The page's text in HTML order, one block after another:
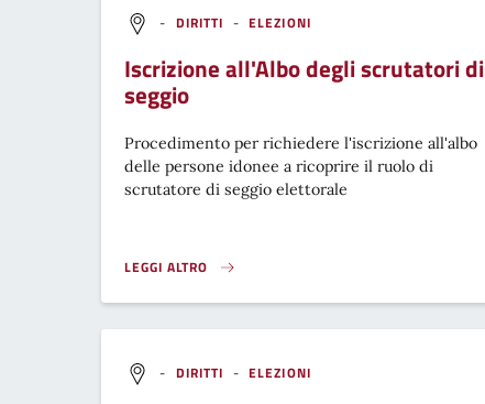
- DIRITTI -ELEZIONI
Iscrizione all'Albo degli scrutatori di
seggio
Procedimento per richiedere l'iscrizione all'albo
delle persone idonee a ricoprire il ruolo di
scrutatore di seggio elettorale
LEGGI ALTRO
ISCRIZIONE ALL'ALBO DEGLI SCRUTATORI DI SEGGIO}
- DIRITTI -ELEZIONI